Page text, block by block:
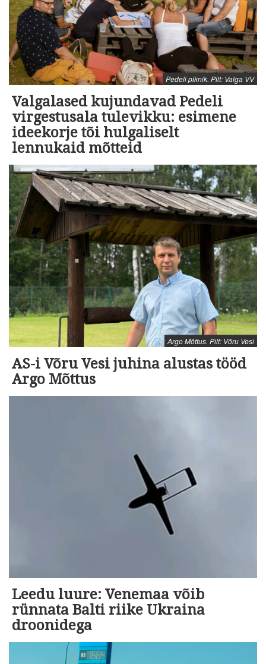
Pedeli piknik. Pilt: Valga VV
Valgalased kujundavad Pedeli
virgestusala tulevikku: esimene
ideekorje tõi hulgaliselt
lennukaid mõtteid
Argo Mõttus. Pilt: Võru Vesi
AS-i Võru Vesi juhina alustas tööd
Argo Mõttus
Leedu luure: Venemaa võib
rünnata Balti riike Ukraina
droonidega